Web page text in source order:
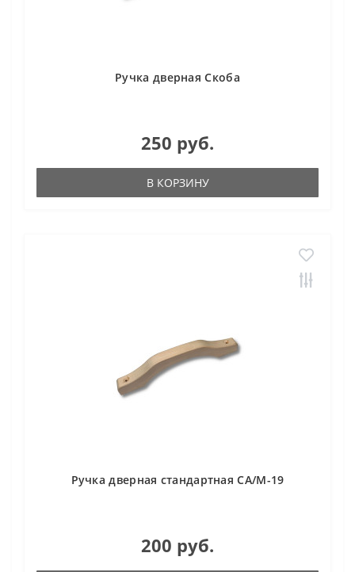
Ручка дверная Скоба
250 руб.
В КОРЗИНУ
Ручка дверная стандартная СА/М-19
200 руб.